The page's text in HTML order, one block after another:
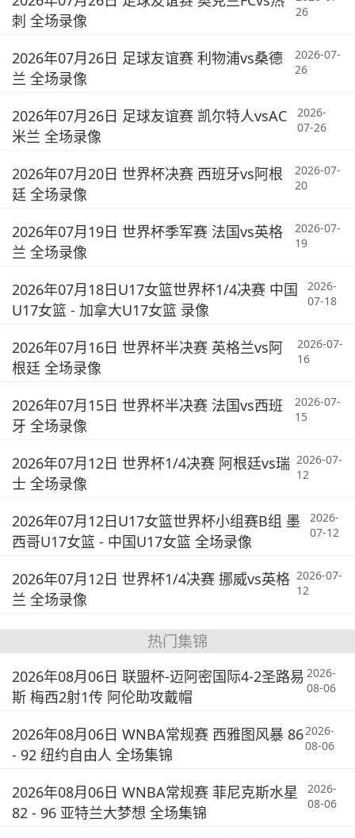
刺 全场录像
26
2026年07月26日 足球友谊赛 利物浦vs桑德
兰 全场录像
2026-07-
26
2026年07月26日 足球友谊赛 凯尔特人vsAC
米兰 全场录像
2026-
07-26
2026年07月20日 世界杯决赛 西班牙vs阿根
廷 全场录像
2026-07-
20
2026年07月19日 世界杯季军赛 法国vs英格
兰 全场录像
2026-07-
19
2026年07月18日U17女篮世界杯1/4决赛 中国
U17女篮 - 加拿大U17女篮 录像
2026-
07-18
2026年07月16日 世界杯半决赛 英格兰vs阿
根廷 全场录像
2026-07-
16
2026年07月15日 世界杯半决赛 法国vs西班
牙 全场录像
2026-07-
15
2026年07月12日 世界杯1/4决赛 阿根廷vs瑞
士 全场录像
2026-07-
12
2026年07月12日U17女篮世界杯小组赛B组 墨
西哥U17女篮 - 中国U17女篮 全场录像
2026-
07-12
2026年07月12日 世界杯1/4决赛 挪威vs英格
兰 全场录像
2026-07-
12
热门集锦
2026年08月06日 联盟杯-迈阿密国际4-2圣路易
斯 梅西2射1传 阿伦助攻戴帽
2026-
08-06
2026年08月06日 WNBA常规赛 西雅图风暴 86
- 92 纽约自由人 全场集锦
2026-
08-06
2026年08月06日 WNBA常规赛 菲尼克斯水星
82 - 96 亚特兰大梦想 全场集锦
2026-
08-06